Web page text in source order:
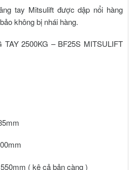
tay Mitsulift được dập nổi hàng
không bị nhái hàng.
TAY 2500KG – BF25S MITSULIFT
( kê cả bản càng )